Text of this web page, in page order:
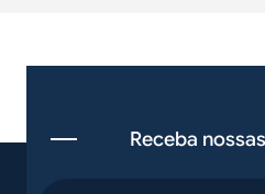
Receba